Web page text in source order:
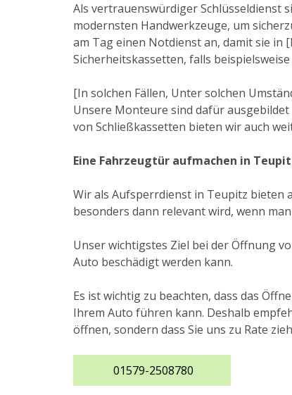
Als vertrauenswürdiger Schlüsseldienst
modernsten Handwerkzeuge, um
am Tag einen Notdienst an, damit sie
Sicherheitskassetten, falls
[In solchen Fällen, Unter solchen
Unsere Monteure sind dafür
von Schließkassetten bieten wir auch
Eine Fahrzeugtür aufmachen in
Wir als Aufsperrdienst in Teupitz bieten
besonders dann relevant wird, wenn
Unser wichtigstes Ziel bei der Öffnung
Auto beschädigt werden kann.
Es ist wichtig zu beachten, dass das
Ihrem Auto führen kann. Deshalb
öffnen, sondern dass Sie uns zu Rate
01579-2508780